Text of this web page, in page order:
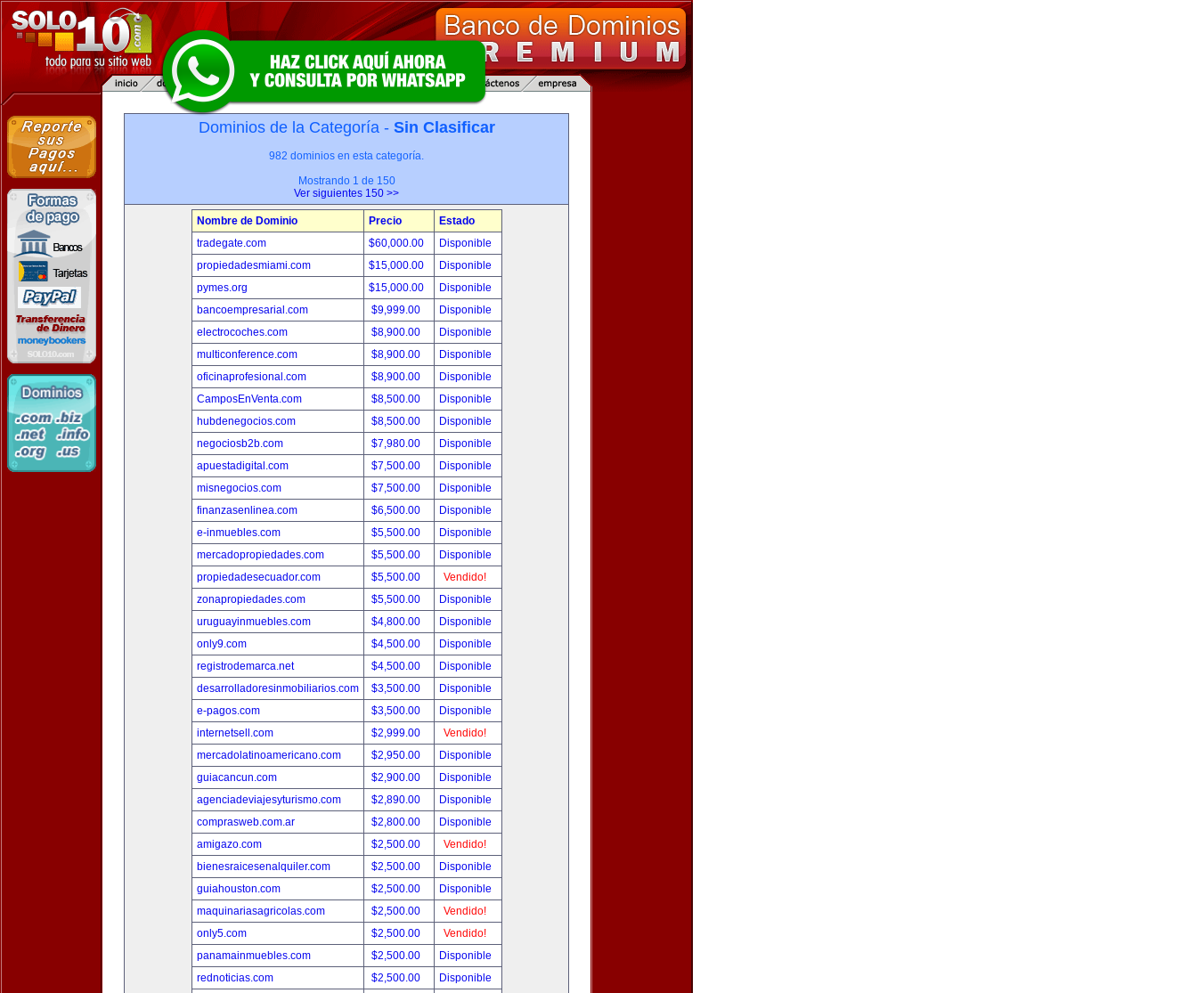
Dominios de la Categoría - Sin Clasificar
982 dominios en esta categoría.
Mostrando 1 de 150
Ver siguientes 150 >>
Nombre de Dominio Precio
Estado
tradegate.com
$60,000.00
Disponible
propiedadesmiami.com
$15,000.00
Disponible
pymes.org
$15,000.00
Disponible
bancoempresarial.com
$9,999.00
Disponible
electrocoches.com
$8,900.00
Disponible
multiconference.com
$8,900.00
Disponible
oficinaprofesional.com
$8,900.00
Disponible
CamposEnVenta.com
$8,500.00
Disponible
hubdenegocios.com
$8,500.00
Disponible
negociosb2b.com
$7,980.00
Disponible
apuestadigital.com
$7,500.00
Disponible
misnegocios.com
$7,500.00
Disponible
finanzasenlinea.com
$6,500.00
Disponible
e-inmuebles.com
$5,500.00
Disponible
mercadopropiedades.com
$5,500.00
Disponible
propiedadesecuador.com
$5,500.00
Vendido!
zonapropiedades.com
$5,500.00
Disponible
uruguayinmuebles.com
$4,800.00
Disponible
only9.com
$4,500.00
Disponible
registrodemarca.net
$4,500.00
Disponible
desarrolladoresinmobiliarios.com
$3,500.00
Disponible
e-pagos.com
$3,500.00
Disponible
internetsell.com
$2,999.00
Vendido!
mercadolatinoamericano.com
$2,950.00
Disponible
guiacancun.com
$2,900.00
Disponible
agenciadeviajesyturismo.com
$2,890.00
Disponible
comprasweb.com.ar
$2,800.00
Disponible
amigazo.com
$2,500.00
Vendido!
bienesraicesenalquiler.com
$2,500.00
Disponible
guiahouston.com
$2,500.00
Disponible
maquinariasagricolas.com
$2,500.00
Vendido!
only5.com
$2,500.00
Vendido!
panamainmuebles.com
$2,500.00
Disponible
rednoticias.com
$2,500.00
Disponible